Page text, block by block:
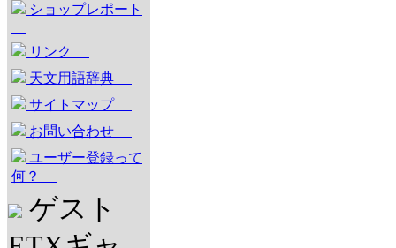
ショップレポート
リンク
天文用語辞典
サイトマップ
お問い合わせ
ユーザー登録って
何？
ゲスト